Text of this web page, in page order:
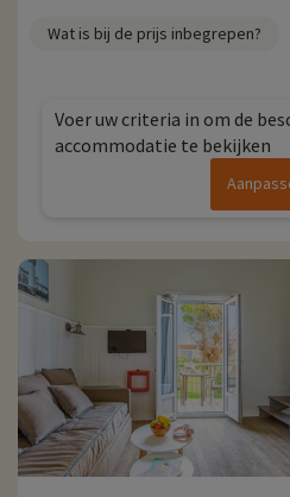
Wat is bij de prijs inbegrepen?
Voer uw criteria in om de
accommodatie te bekijken